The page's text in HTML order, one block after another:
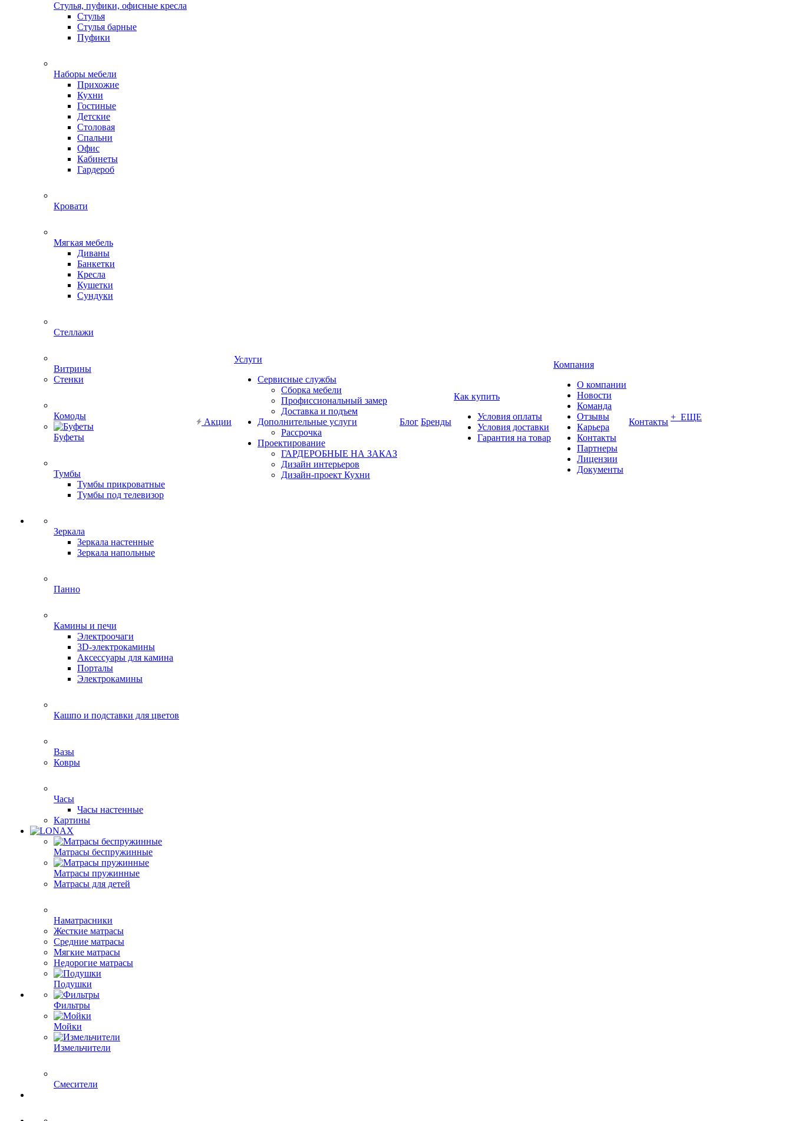
Стулья, пуфики, офисные кресла
Стулья
Стулья барные
Пуфики
Наборы мебели
Прихожие
Кухни
Гостиные
Детские
Столовая
Спальни
Офис
Кабинеты
Гардероб
Кровати
Мягкая мебель
Диваны
Банкетки
Кресла
Кушетки
Сундуки
Стеллажи
Витрины
Стенки
Комоды
Буфеты
Тумбы
Тумбы прикроватные
Тумбы под телевизор
Зеркала
Зеркала настенные
Зеркала напольные
Панно
Камины и печи
Электроочаги
3D-электрокамины
Аксессуары для камина
Порталы
Электрокамины
Кашпо и подставки для цветов
Вазы
Ковры
Часы
Часы настенные
Картины
Матрасы беспружинные
Матрасы пружинные
Матрасы для детей
Наматрасники
Жесткие матрасы
Средние матрасы
Мягкие матрасы
Недорогие матрасы
Подушки
Фильтры
Мойки
Измельчители
Смесители
Акции
Услуги
Сервисные службы
Сборка мебели
Профиссиональный замер
Доставка и подъем
Дополнительные услуги
Рассрочка
Проектирование
ГАРДЕРОБНЫЕ НА ЗАКАЗ
Дизайн интерьеров
Дизайн-проект Кухни
Блог Бренды
Как купить
Условия оплаты
Условия доставки
Гарантия на товар
Компания
О компании
Новости
Команда
Отзывы
Карьера
Контакты
Партнеры
Лицензии
Документы
Контакты + ЕЩЕ